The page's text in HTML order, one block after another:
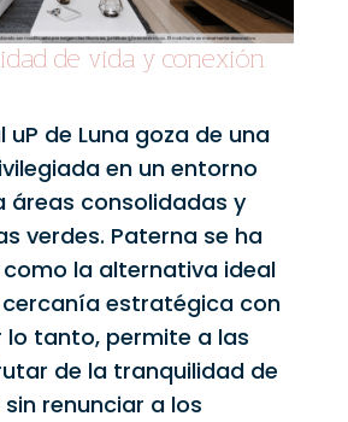
de vida y conexión
uP de Luna goza de una
en un entorno
áreas consolidadas y
verdes. Paterna se ha
la alternativa ideal
estratégica con
lo tanto, permite a las
de la tranquilidad de
renunciar a los